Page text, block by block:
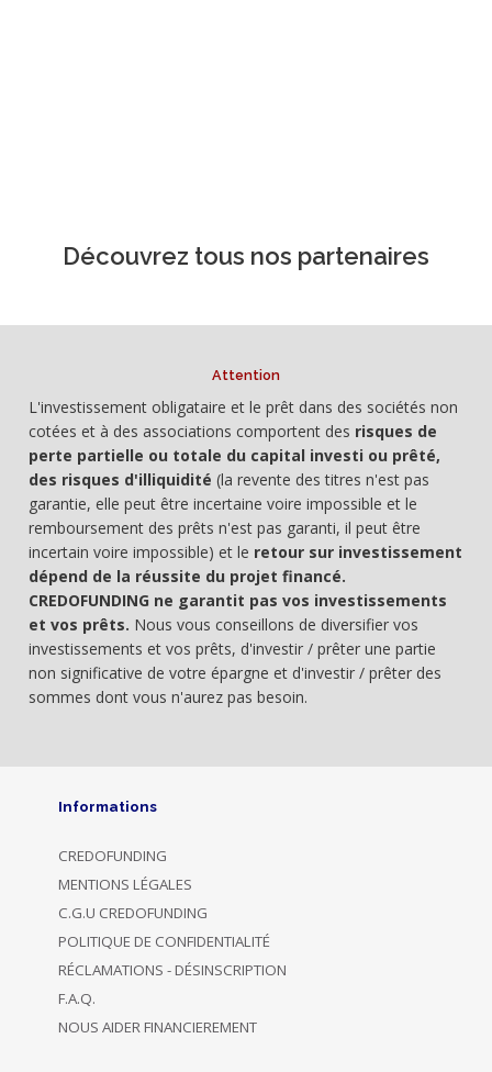
Découvrez tous nos partenaires
Attention
L'investissement obligataire et le prêt dans des sociétés non
cotées et à des associations comportent des risques de
perte partielle ou totale du capital investi ou prêté,
des risques d'illiquidité (la revente des titres n'est pas
garantie, elle peut être incertaine voire impossible et le
remboursement des prêts n'est pas garanti, il peut être
incertain voire impossible) et le retour sur investissement
dépend de la réussite du projet financé.
CREDOFUNDING ne garantit pas vos investissements
et vos prêts. Nous vous conseillons de diversifier vos
investissements et vos prêts, d'investir / prêter une partie
non significative de votre épargne et d'investir / prêter des
sommes dont vous n'aurez pas besoin.
Informations
CREDOFUNDING
MENTIONS LÉGALES
C.G.U CREDOFUNDING
POLITIQUE DE CONFIDENTIALITÉ
RÉCLAMATIONS - DÉSINSCRIPTION
F.A.Q.
NOUS AIDER FINANCIEREMENT